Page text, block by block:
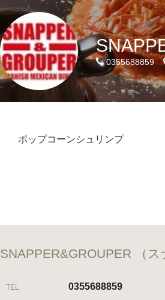
0355688859
ポップコーンシュリンプ
SNAPPER&GROUPER （
TEL 0355688859